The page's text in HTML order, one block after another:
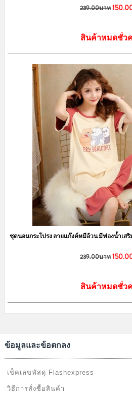
239.00บาท
สินค้าหมดชั่ว
ชุดนอนกระโปรง ลายแก๊งค์หมีอ้วน มีฟองน้ำเส
239.00บาท
สินค้าหมดชั่ว
ข้อมูลและข้อตกลง
เช็คเลขพัสดุ Flashexpress
วิธีการสั่งซื้อสินค้า